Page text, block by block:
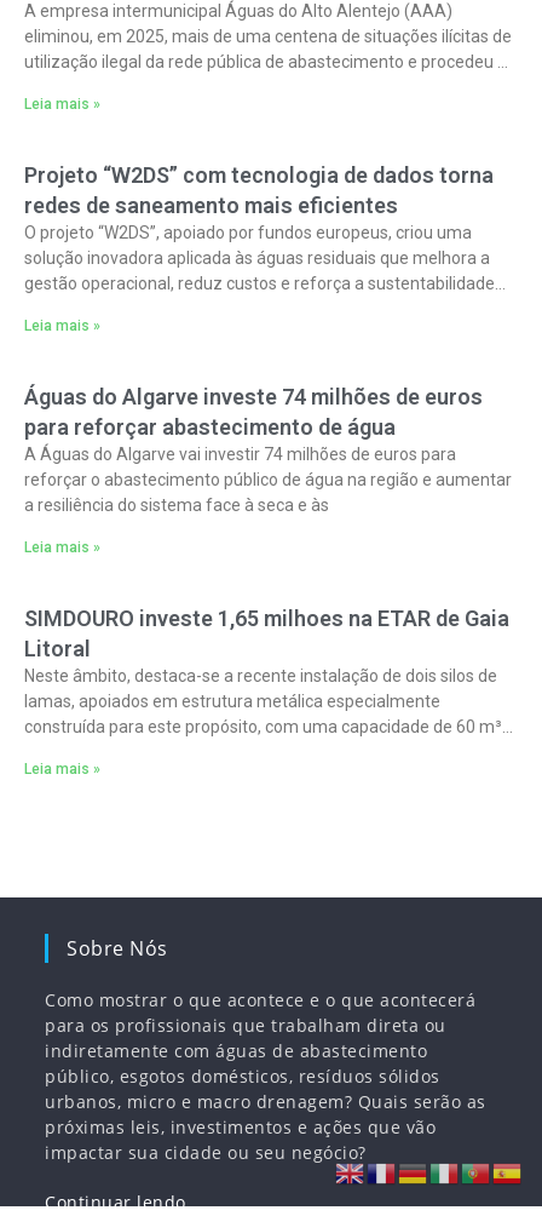
A empresa intermunicipal Águas do Alto Alentejo (AAA)
eliminou, em 2025, mais de uma centena de situações ilícitas de
utilização ilegal da rede pública de abastecimento e procedeu à
Leia mais »
Projeto “W2DS” com tecnologia de dados torna
redes de saneamento mais eficientes
O projeto “W2DS”, apoiado por fundos europeus, criou uma
solução inovadora aplicada às águas residuais que melhora a
gestão operacional, reduz custos e reforça a sustentabilidade
Leia mais »
Águas do Algarve investe 74 milhões de euros
para reforçar abastecimento de água
A Águas do Algarve vai investir 74 milhões de euros para
reforçar o abastecimento público de água na região e aumentar
a resiliência do sistema face à seca e às
Leia mais »
SIMDOURO investe 1,65 milhoes na ETAR de Gaia
Litoral
Neste âmbito, destaca-se a recente instalação de dois silos de
lamas, apoiados em estrutura metálica especialmente
construída para este propósito, com uma capacidade de 60 m³
Leia mais »
Sobre Nós
Como mostrar o que acontece e o que acontecerá
para os profissionais que trabalham direta ou
indiretamente com águas de abastecimento
público, esgotos domésticos, resíduos sólidos
urbanos, micro e macro drenagem? Quais serão as
próximas leis, investimentos e ações que vão
impactar sua cidade ou seu negócio?
Continuar lendo…